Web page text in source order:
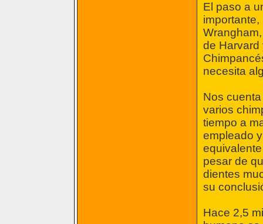
El paso a
de Harvard
necesita
Nos
varios
tiempo a
empleado
pesar de
dientes
su
Hace 2,5